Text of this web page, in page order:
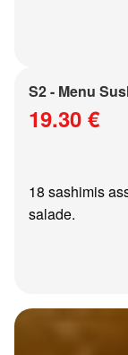
S2 - Menu
19.30 €
18 sashimis
salade.